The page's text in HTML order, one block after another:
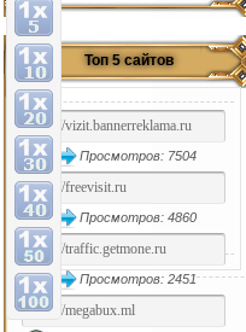
Топ 5 сайтов
Просмотров: 7504
Просмотров: 4860
Просмотров: 2451